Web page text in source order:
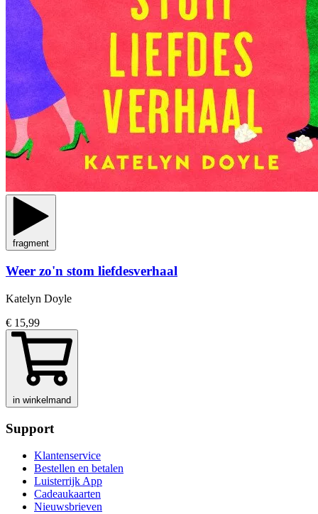
fragment
Weer zo'n stom liefdesverhaal
Katelyn Doyle
€ 15,99
in winkelmand
Support
Klantenservice
Bestellen en betalen
Luisterrijk App
Cadeaukaarten
Nieuwsbrieven